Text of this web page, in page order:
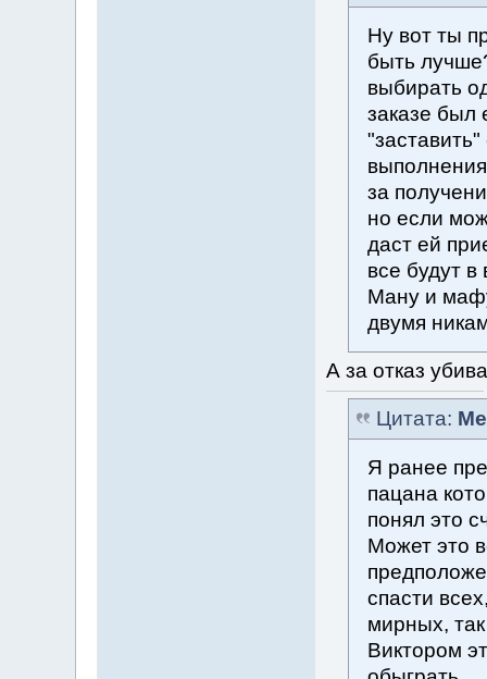
Ну вот ты
быть
выбирать
заказе был
за
но если
даст ей
все будут
Ману и
двумя
А за отказ
Цитата:
Я ранее
пацана
понял это
Может это
спасти
мирных,
Виктором